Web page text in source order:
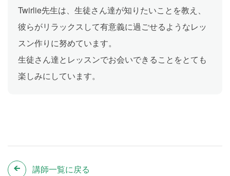
Twirlie先生は、生徒さん達が知りたいことを教え、
彼らがリラックスして有意義に過ごせるようなレッ
スン作りに努めています。
生徒さん達とレッスンでお会いできることをとても
楽しみにしています。
講師一覧に戻る